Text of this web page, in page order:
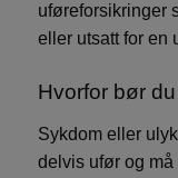
uføreforsikringer
eller utsatt for en
Hvorfor bør
Sykdom eller
delvis ufør og